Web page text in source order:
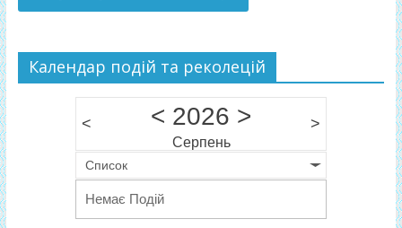
Календар подій та реколецій
< < 2026 >
Серпень
>
Список
Немає Подій